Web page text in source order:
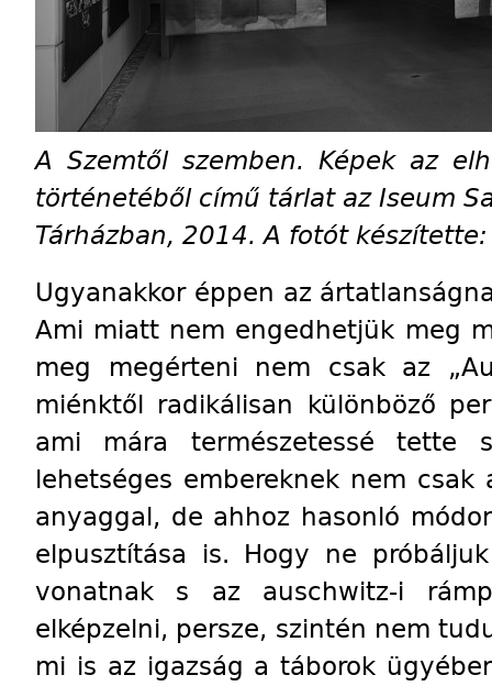
A Szemtől szemben. Képek az
történetéből című tárlat az Iseum
Tárházban, 2014. A fotót készítette:
Ugyanakkor éppen az
Ami miatt nem engedhetjük meg
meg megérteni nem csak az
miénktől radikálisan különböző
ami mára természetessé tette
lehetséges embereknek nem
anyaggal, de ahhoz hasonló
elpusztítása is. Hogy ne
vonatnak s az auschwitz-i
elképzelni, persze, szintén nem
mi is az igazság a táborok